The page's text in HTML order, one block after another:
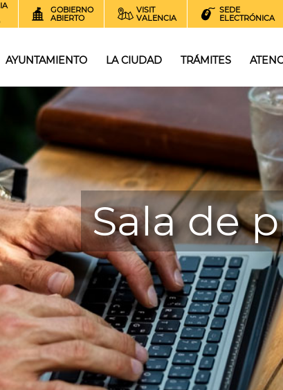
GOBIERNO
ABIERTO
VISIT
VALENCIA
SEDE
ELECTRÓNICA
AYUNTAMIENTO LA CIUDAD TRÁMITES
Sala de